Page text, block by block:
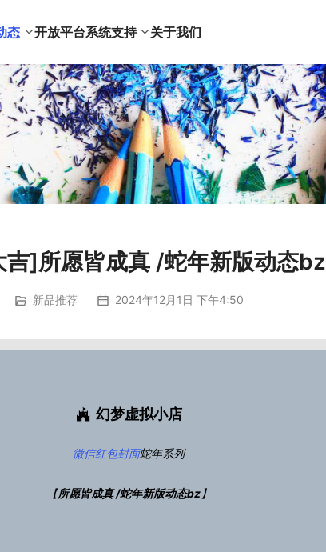
态 开放平台系统支持 关于我们
吉]所愿皆成真 /蛇年新版动态bz
新品推荐 2024年12月1日 下午4:50
幻梦虚拟小店
微信红包封面蛇年系列
【所愿皆成真 /蛇年新版动态bz】